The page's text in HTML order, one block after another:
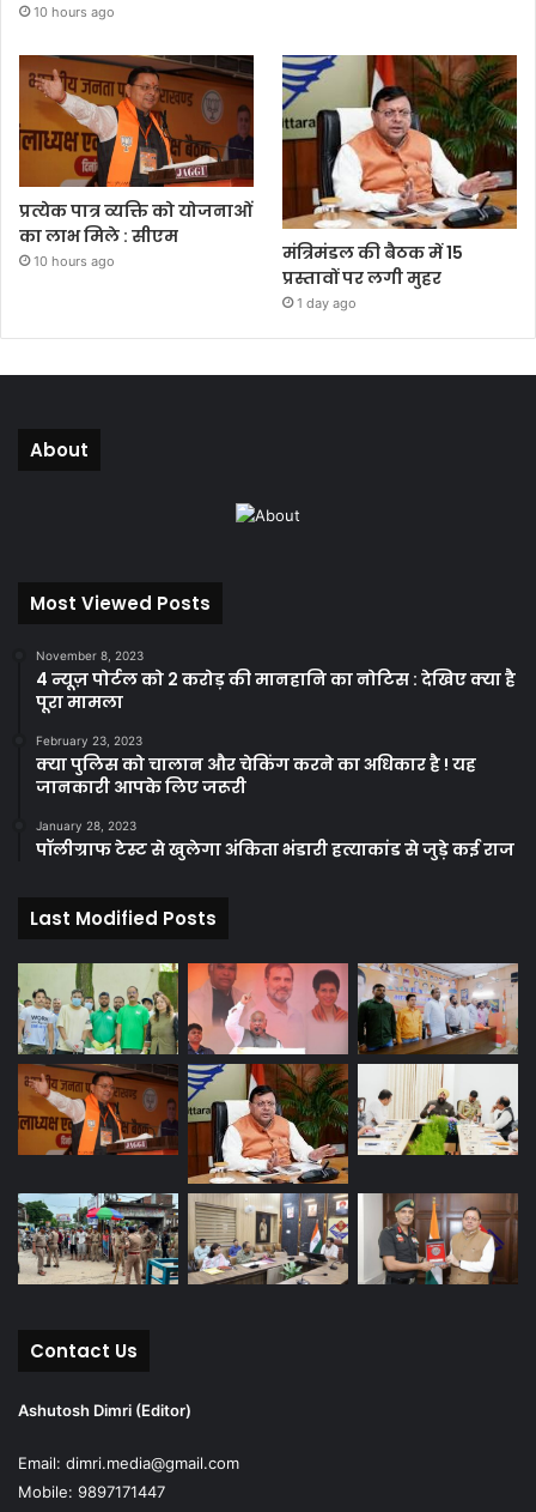
10 hours ago
प्रत्येक पात्र व्यक्ति को योजनाओं
का लाभ मिले : सीएम
10 hours ago
मंत्रिमंडल की बैठक में 15
प्रस्तावों पर लगी मुहर
1 day ago
About
Most Viewed Posts
November 8, 2023
4 न्यूज़ पोर्टल को 2 करोड़ की मानहानि का नोटिस : देखिए क्या है
पूरा मामला
February 23, 2023
क्या पुलिस को चालान और चेकिंग करने का अधिकार है ! यह
जानकारी आपके लिए जरूरी
January 28, 2023
पॉलीग्राफ टेस्ट से खुलेगा अंकिता भंडारी हत्याकांड से जुड़े कई राज
Last Modified Posts
Contact Us
Ashutosh Dimri (Editor)
Email: dimri.media@gmail.com
Mobile: 9897171447